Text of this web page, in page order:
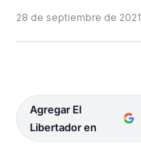
28 de septiembre de 2021
Agregar El
Libertador en